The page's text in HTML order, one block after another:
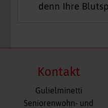
denn Ihre
Kontakt
Gulielminetti
Seniorenwohn- und